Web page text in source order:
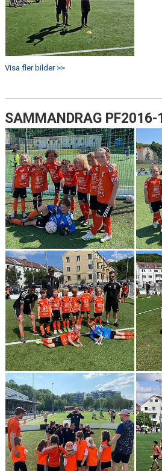
Visa fler bilder >>
SAMMANDRAG